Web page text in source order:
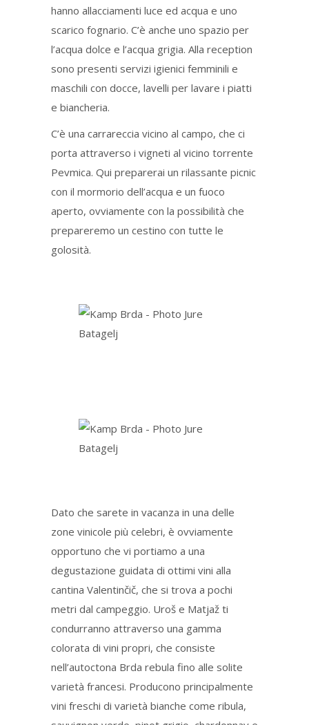
hanno allacciamenti luce ed acqua e uno
scarico fognario. C’è anche uno spazio per
l’acqua dolce e l’acqua grigia. Alla reception
sono presenti servizi igienici femminili e
maschili con docce, lavelli per lavare i piatti
e biancheria.
C’è una carrareccia vicino al campo, che ci
porta attraverso i vigneti al vicino torrente
Pevmica. Qui preparerai un rilassante picnic
con il mormorio dell’acqua e un fuoco
aperto, ovviamente con la possibilità che
prepareremo un cestino con tutte le
golosità.
Dato che sarete in vacanza in una delle
zone vinicole più celebri, è ovviamente
opportuno che vi portiamo a una
degustazione guidata di ottimi vini alla
cantina Valentinčič, che si trova a pochi
metri dal campeggio. Uroš e Matjaž ti
condurranno attraverso una gamma
colorata di vini propri, che consiste
nell’autoctona Brda rebula fino alle solite
varietà francesi. Producono principalmente
vini freschi di varietà bianche come ribula,